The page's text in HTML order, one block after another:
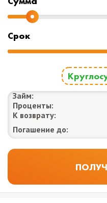
Срок
Займ:
Проценты:
К возврату:
Погашение до: